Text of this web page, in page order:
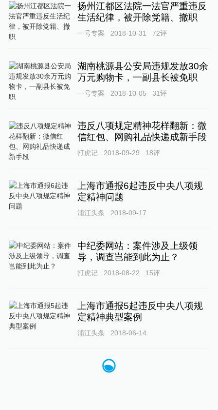
扬州江都区法院一法官严重违反
生活纪律，被开除党籍、撤职
一号专案 2018-10-31 72评
湖南桃源县公安局违规发放30余
万元购物卡，一副县长被免职
一号专案 2018-10-05 31评
违反八项规定精神花样翻新：微
信红包、网购礼品快递成新手段
打虎记 2018-09-29 18评
上海市通报6起违反中央八项规
定精神问题
浦江头条 2018-09-17
中纪委网站：案件涉及上级领
导，调查岂能到此为止？
打虎记 2018-08-22 15评
上海市通报5起违反中央八项规
定精神典型案例
浦江头条 2018-06-14